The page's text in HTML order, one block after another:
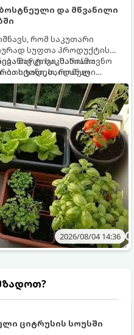
და მწვანილი
რომ საკუთარი
სუფთა პროდუქტის
კი საკმარისია
ბოსტანი, საიდანაც
მწვანილსა და
მარტივი, სასიამოვნო
იცოდეთ, რომელი
ყველაზე კარგად
2026/08/04 14:36
ციტრუსის სოუსში